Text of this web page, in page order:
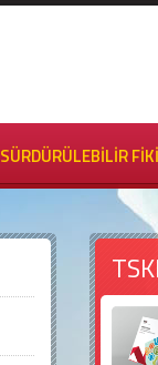
SÜRDÜRÜLEBİLİR